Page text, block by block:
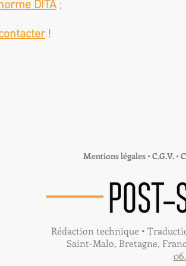
DITA ;
!
Mentions légales• C.G.V.•
Rédaction technique •
Saint-Malo, Bretagne,